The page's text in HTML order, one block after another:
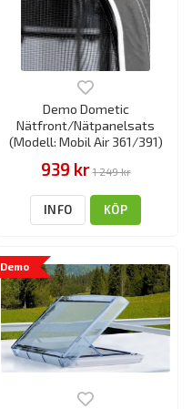
Demo Dometic
Nätfront/Nätpanelsats
(Modell: Mobil Air 361/391)
939 kr 1 249 kr
INFO KÖP
Demo